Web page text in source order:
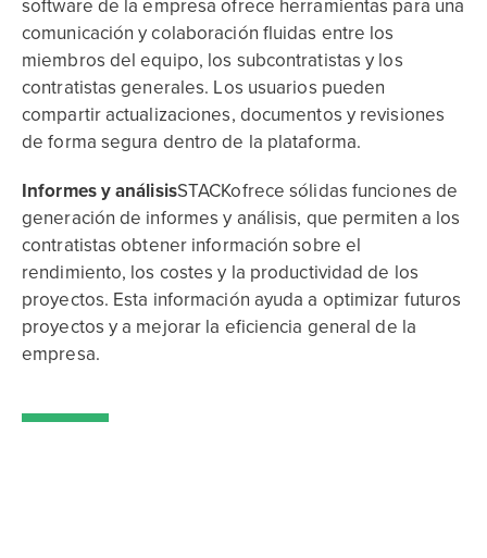
software de la empresa ofrece herramientas para una
comunicación y colaboración fluidas entre los
miembros del equipo, los subcontratistas y los
contratistas generales. Los usuarios pueden
compartir actualizaciones, documentos y revisiones
de forma segura dentro de la plataforma.
Informes y análisisSTACKofrece sólidas funciones de
generación de informes y análisis, que permiten a los
contratistas obtener información sobre el
rendimiento, los costes y la productividad de los
proyectos. Esta información ayuda a optimizar futuros
proyectos y a mejorar la eficiencia general de la
empresa.